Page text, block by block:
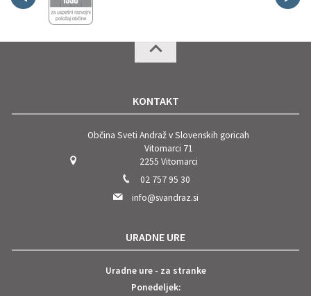
KONTAKT
Občina Sveti Andraž v Slovenskih goricah
Vitomarci 71
2255 Vitomarci
02 757 95 30
info@svandraz.si
URADNE URE
Uradne ure - za stranke
Ponedeljek: